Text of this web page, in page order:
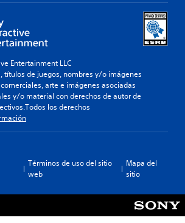
Entertainment LLC
títulos de juegos, nombres y/o imágenes
arte e imágenes asociadas
y/o material con derechos de autor de
los derechos
Términos de uso del sitio
web
Mapa del
sitio